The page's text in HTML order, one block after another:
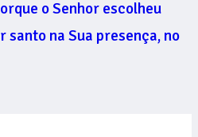
o Senhor escolheu
santo na Sua presença, no